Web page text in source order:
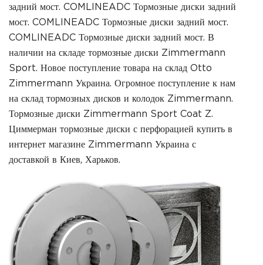
задний мост. COMLINEADC Тормозные диски задний
мост. COMLINEADC Тормозные диски задний мост.
COMLINEADC Тормозные диски задний мост. В
наличии на складе тормозные диски Zimmermann
Sport. Новое поступление товара на склад Otto
Zimmermann Украина. Огромное поступление к нам
на склад тормозных дисков и колодок Zimmermann.
Тормозные диски Zimmermann Sport Coat Z.
Циммерман тормозные диски с перфорацией купить в
интернет магазине Zimmermann Украина с
доставкой в Киев, Харьков.